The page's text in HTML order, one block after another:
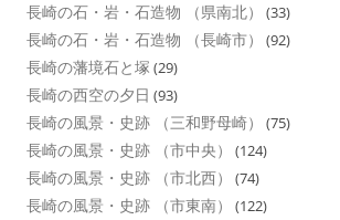
長崎の石・岩・石造物 （県南北） (33)
長崎の石・岩・石造物 （長崎市） (92)
長崎の藩境石と塚 (29)
長崎の西空の夕日 (93)
長崎の風景・史跡 （三和野母崎） (75)
長崎の風景・史跡 （市中央） (124)
長崎の風景・史跡 （市北西） (74)
長崎の風景・史跡 （市東南） (122)